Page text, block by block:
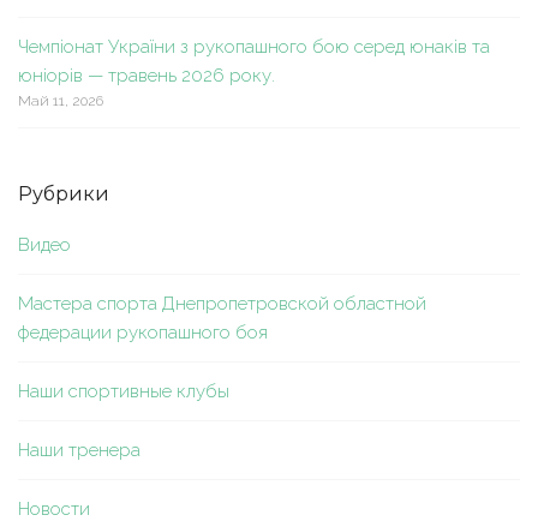
Чемпіонат України з рукопашного бою серед юнаків та
юніорів — травень 2026 року.
Май 11, 2026
Рубрики
Видео
Мастера спорта Днепропетровской областной
федерации рукопашного боя
Наши спортивные клубы
Наши тренера
Новости